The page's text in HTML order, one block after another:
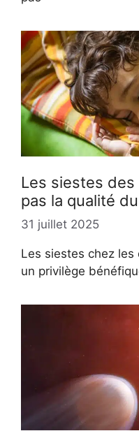
Les siestes des
pas la qualité
31 juillet 2025
Les siestes chez les
un privilège